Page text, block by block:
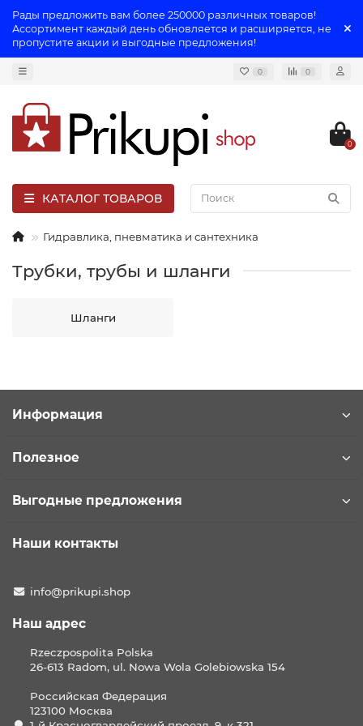
Рады предложить вам более 250000 различных товаров!
Ассортимент каждый день обновляется и расширяется, не
пропустите акции и выгодные предложения!
0 0
0
КАТАЛОГ ТОВАРОВ
Гидравлика, пневматика и сантехника
Трубки, трубы и шланги
Шланги
Информация
Полезное
Выгодные предложения
Наши контакты
info@prikupi.shop
Наш адрес
Rzeczpospolita Polska
26-613 Radom, ul. Nowa Wola Golebiowska 154
Российская Федерация
123100 Москва